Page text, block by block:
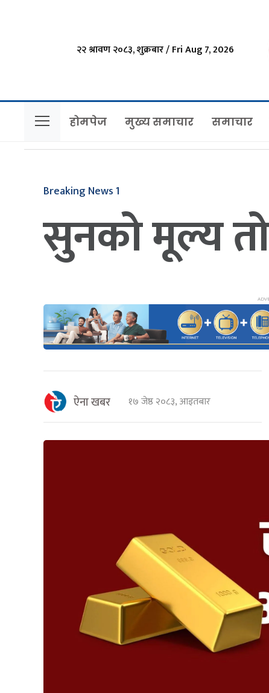
२२ श्रावण २०८३, शुक्रबार / Fri Aug 7, 2026
होमपेज मुख्य समाचार समाचार
Breaking News 1
सुनको मूल्य
ऐना खबर १७ जेष्ठ २०८३, आइतबार